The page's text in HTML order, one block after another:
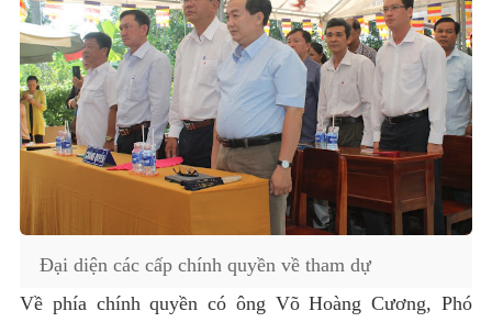
Đại diện các cấp chính quyền về tham dự
Về phía chính quyền có ông Võ Hoàng Cương, Phó